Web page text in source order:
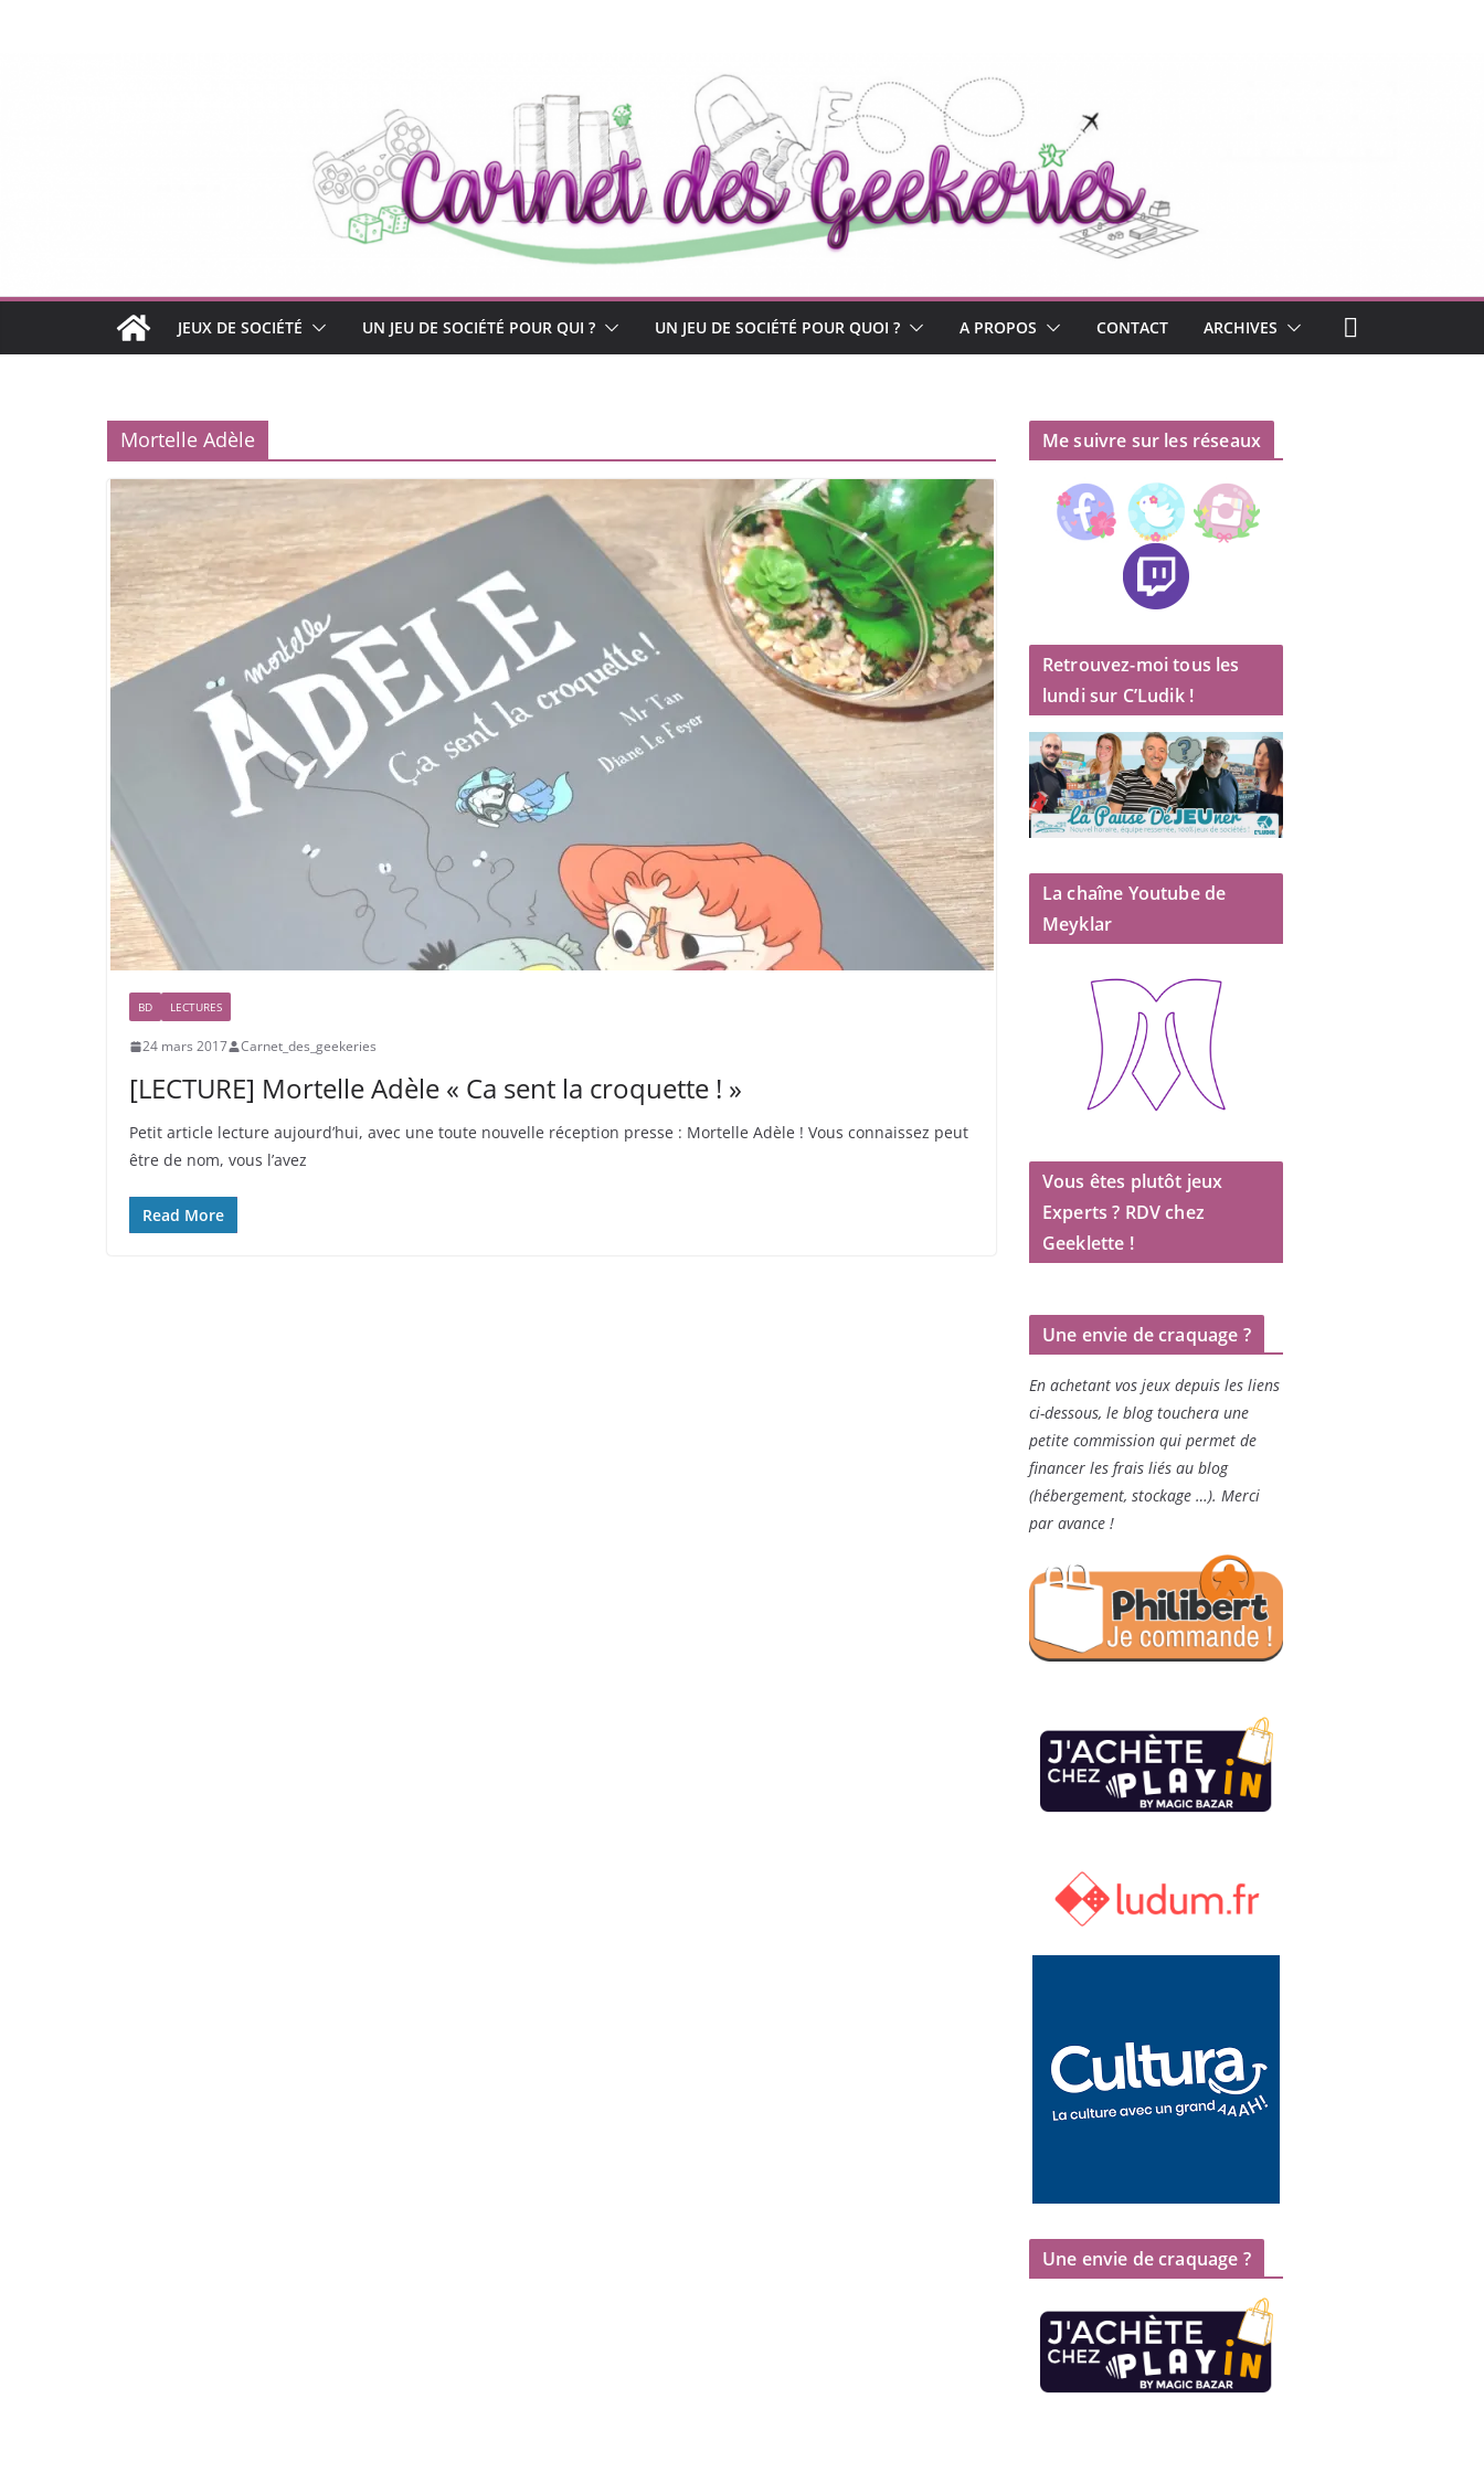
JEUX DE SOCIÉTÉ UN JEU DE SOCIÉTÉ POUR QUI ? UN JEU DE SOCIÉTÉ POUR QUOI ? A PROPOS CONTACT ARCHIVES
Mortelle Adèle
BD LECTURES
24 mars 2017 Carnet_des_geekeries
[LECTURE] Mortelle Adèle « Ca sent la croquette ! »
Petit article lecture aujourd’hui, avec une toute nouvelle réception presse : Mortelle Adèle ! Vous connaissez peut
être de nom, vous l’avez
Read More
Me suivre sur les réseaux
Retrouvez-moi tous les
lundi sur C’Ludik !
La chaîne Youtube de
Meyklar
Vous êtes plutôt jeux
Experts ? RDV chez
Geeklette !
Une envie de craquage ?
En achetant vos jeux depuis les liens
ci-dessous, le blog touchera une
petite commission qui permet de
financer les frais liés au blog
(hébergement, stockage …). Merci
par avance !
Une envie de craquage ?